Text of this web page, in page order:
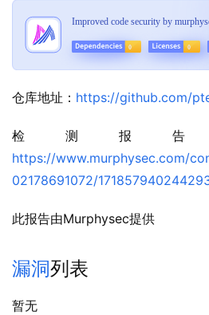
仓库地址： https://github.com/
检测报告
https://www.murphysec.com/
02178691072/
此报告由Murphysec提供
漏洞列表
暂无